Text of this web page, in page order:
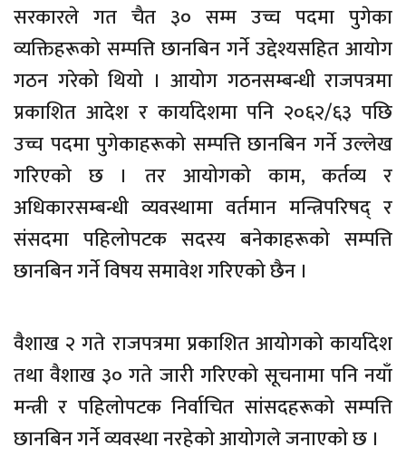
सरकारले गत चैत ३० सम्म उच्च पदमा पुगेका
व्यक्तिहरूको सम्पत्ति छानबिन गर्ने उद्देश्यसहित आयोग
गठन गरेको थियो । आयोग गठनसम्बन्धी राजपत्रमा
प्रकाशित आदेश र कार्यादेशमा पनि २०६२/६३ पछि
उच्च पदमा पुगेकाहरूको सम्पत्ति छानबिन गर्ने उल्लेख
गरिएको छ । तर आयोगको काम, कर्तव्य र
अधिकारसम्बन्धी व्यवस्थामा वर्तमान मन्त्रिपरिषद् र
संसदमा पहिलोपटक सदस्य बनेकाहरूको सम्पत्ति
छानबिन गर्ने विषय समावेश गरिएको छैन ।
वैशाख २ गते राजपत्रमा प्रकाशित आयोगको कार्यादेश
तथा वैशाख ३० गते जारी गरिएको सूचनामा पनि नयाँ
मन्त्री र पहिलोपटक निर्वाचित सांसदहरूको सम्पत्ति
छानबिन गर्ने व्यवस्था नरहेको आयोगले जनाएको छ ।